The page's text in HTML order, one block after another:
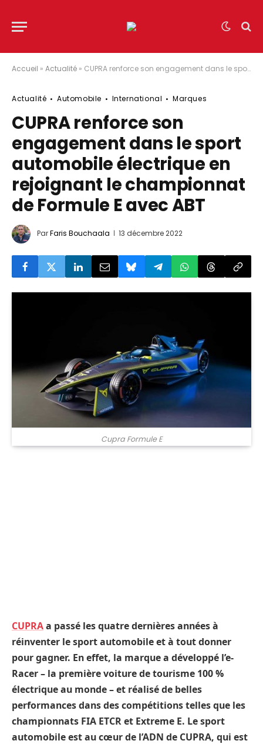
Accueil » Actualité » CUPRA renforce son engagement dans le sport automobile électrique en rejoignant le championnat de Formule E avec ABT
Actualité Automobile International Marques
CUPRA renforce son
engagement dans le sport
automobile électrique en
rejoignant le championnat
de Formule E avec ABT
ParFaris Bouchaala 13 décembre 2022
Cupra Formule E
CUPRAa passé les quatre dernières années à
réinventer le sport automobile et à tout donner
pour gagner. En effet, la marque a développé l’e-
Racer – la première voiture de tourisme 100 %
électrique au monde – et réalisé de belles
performances dans des compétitions telles que les
championnats FIA ETCR et Extreme E. Le sport
automobile est au cœur de l’ADN de CUPRA, qui est